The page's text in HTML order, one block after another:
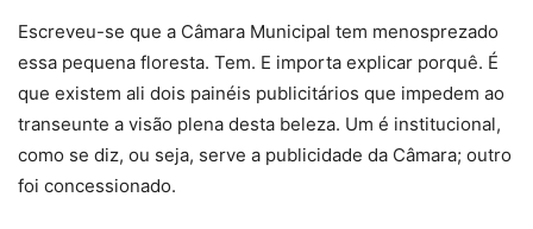
Escreveu-se que a Câmara Municipal tem menosprezado
essa pequena floresta. Tem. E importa explicar porquê. É
que existem ali dois painéis publicitários que impedem ao
transeunte a visão plena desta beleza. Um é institucional,
como se diz, ou seja, serve a publicidade da Câmara; outro
foi concessionado.